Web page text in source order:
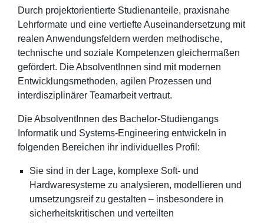
Durch projektorientierte Studienanteile, praxisnahe
Lehrformate und eine vertiefte Auseinandersetzung mit
realen Anwendungsfeldern werden methodische,
technische und soziale Kompetenzen gleichermaßen
gefördert. Die AbsolventInnen sind mit modernen
Entwicklungsmethoden, agilen Prozessen und
interdisziplinärer Teamarbeit vertraut.
Die AbsolventInnen des Bachelor-Studiengangs
Informatik und Systems-Engineering entwickeln in
folgenden Bereichen ihr individuelles Profil:
Sie sind in der Lage, komplexe Soft- und
Hardwaresysteme zu analysieren, modellieren und
umsetzungsreif zu gestalten – insbesondere in
sicherheitskritischen und verteilten